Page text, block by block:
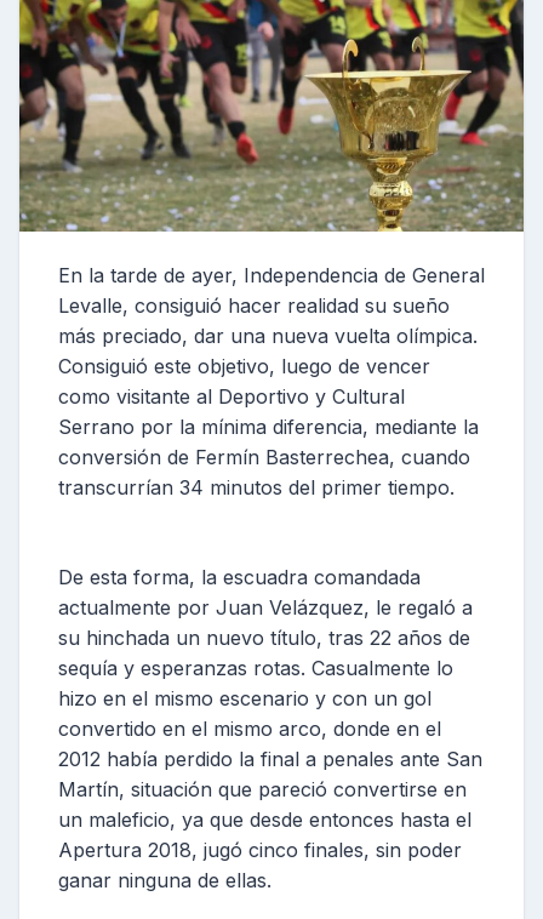
En la tarde de ayer, Independencia de General
Levalle, consiguió hacer realidad su sueño
más preciado, dar una nueva vuelta olímpica.
Consiguió este objetivo, luego de vencer
como visitante al Deportivo y Cultural
Serrano por la mínima diferencia, mediante la
conversión de Fermín Basterrechea, cuando
transcurrían 34 minutos del primer tiempo.
De esta forma, la escuadra comandada
actualmente por Juan Velázquez, le regaló a
su hinchada un nuevo título, tras 22 años de
sequía y esperanzas rotas. Casualmente lo
hizo en el mismo escenario y con un gol
convertido en el mismo arco, donde en el
2012 había perdido la final a penales ante San
Martín, situación que pareció convertirse en
un maleficio, ya que desde entonces hasta el
Apertura 2018, jugó cinco finales, sin poder
ganar ninguna de ellas.